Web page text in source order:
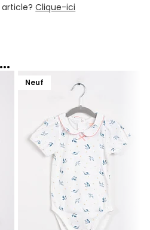
article?Clique-ici
Neuf